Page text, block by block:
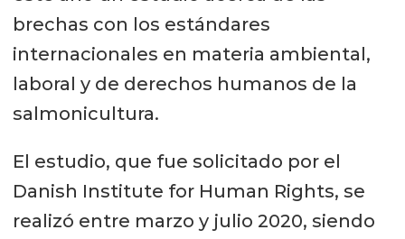
brechas con los estándares
internacionales en materia ambiental,
laboral y de derechos humanos de la
salmonicultura.
El estudio, que fue solicitado por el
Danish Institute for Human Rights, se
realizó entre marzo y julio 2020, siendo